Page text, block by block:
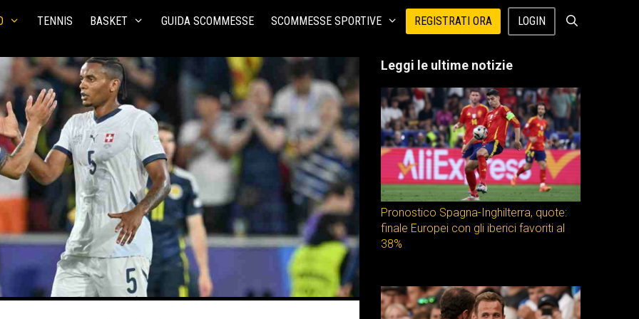
TENNIS BASKET GUIDA SCOMMESSE SCOMMESSE SPORTIVE REGISTRATI ORA LOGIN
Leggi le ultime notizie
Pronostico Spagna-Inghilterra, quote:
finale Europei con gli iberici favoriti al
38%